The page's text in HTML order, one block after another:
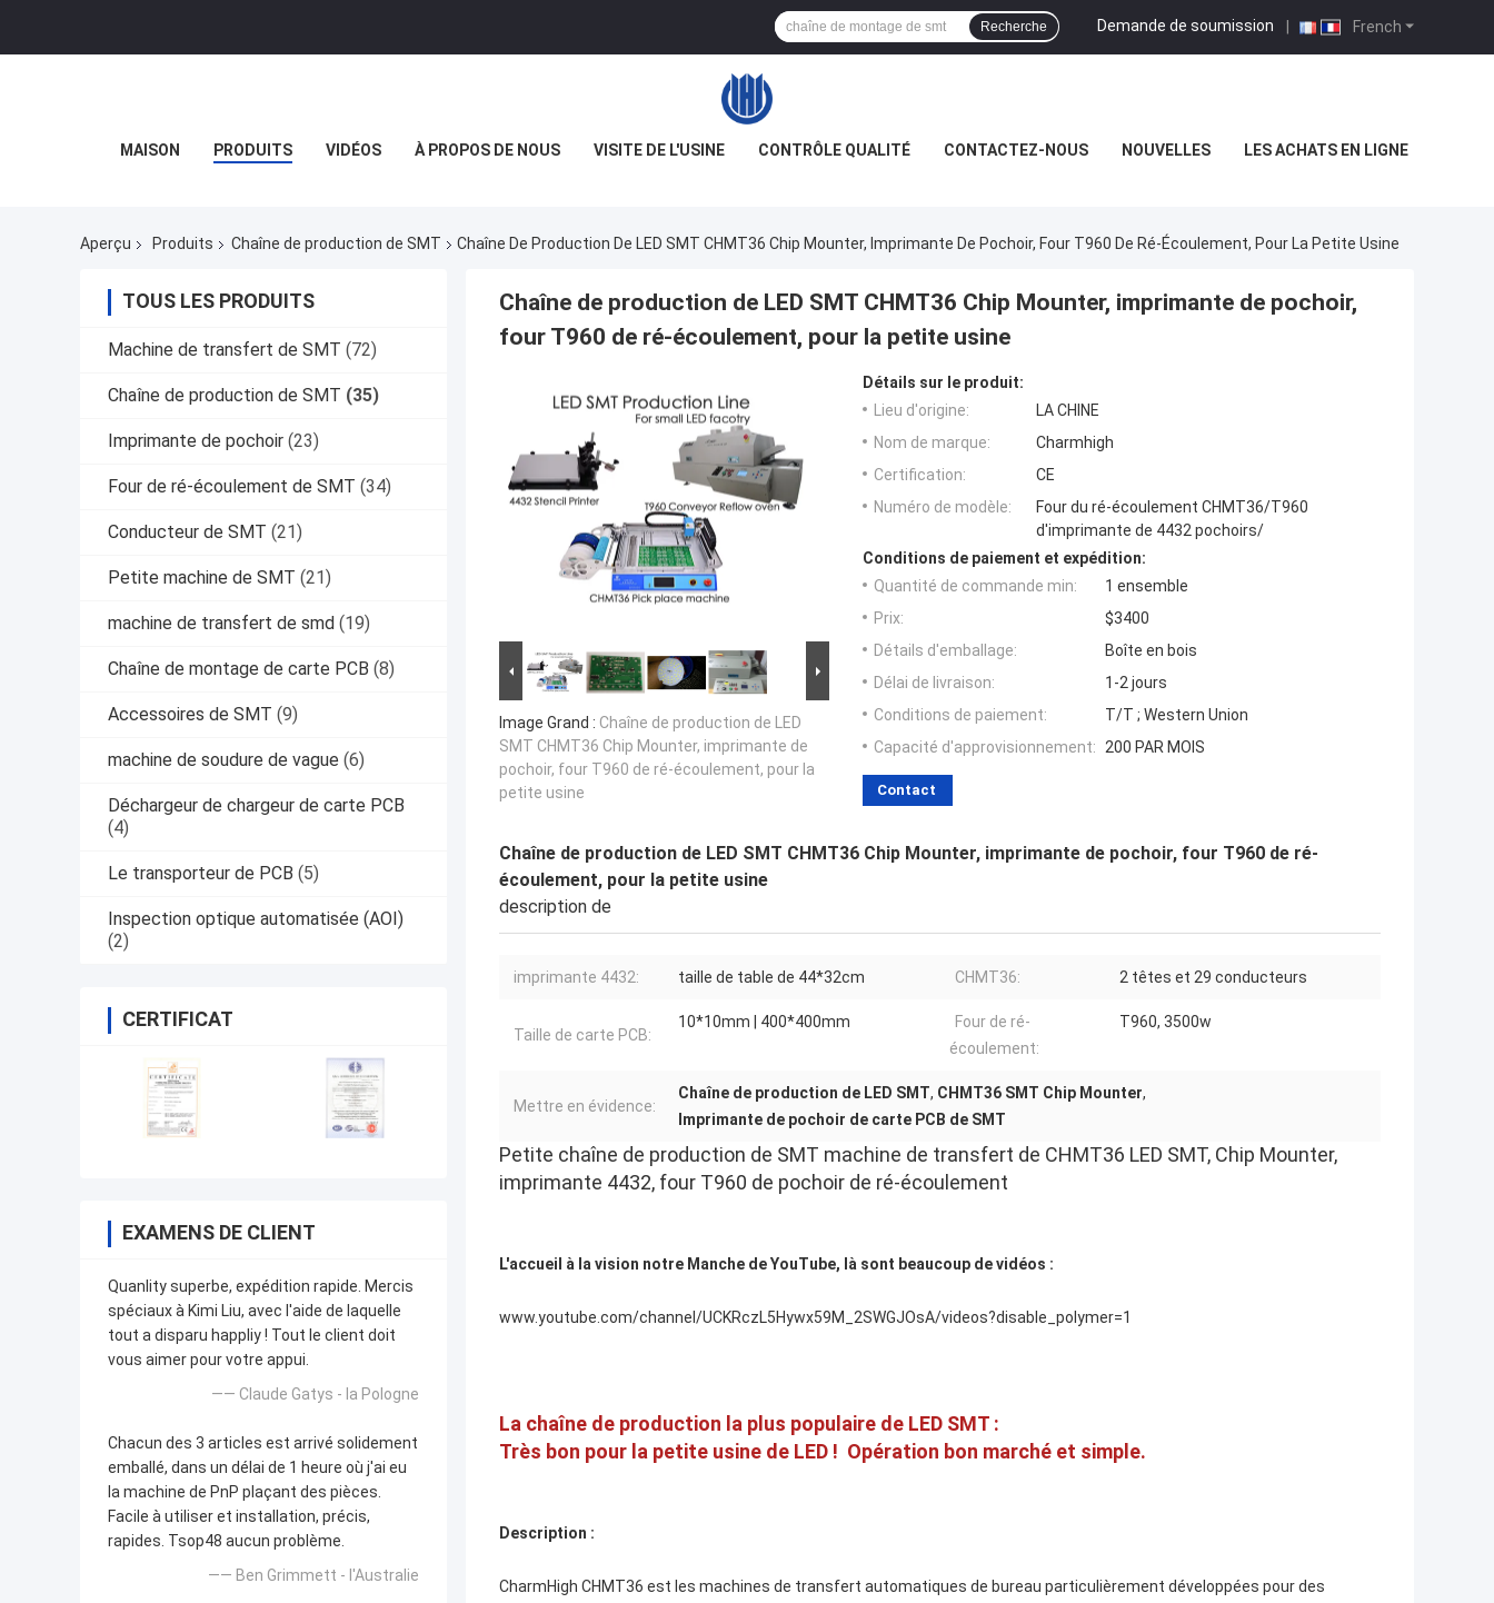
French
Demande de soumission |
Recherche
MAISON PRODUITS VIDÉOS À PROPOS DE NOUS VISITE DE L'USINE CONTRÔLE QUALITÉ CONTACTEZ-NOUS NOUVELLES LES ACHATS EN LIGNE
Aperçu Produits Chaîne de production de SMT Chaîne De Production De LED SMT CHMT36 Chip Mounter, Imprimante De Pochoir, Four T960 De Ré-Écoulement, Pour La Petite Usine
TOUS LES PRODUITS
Machine de transfert de SMT (72)
Chaîne de production de SMT (35)
Imprimante de pochoir (23)
Four de ré-écoulement de SMT (34)
Conducteur de SMT (21)
Petite machine de SMT (21)
machine de transfert de smd (19)
Chaîne de montage de carte PCB (8)
Accessoires de SMT (9)
machine de soudure de vague (6)
Déchargeur de chargeur de carte PCB
(4)
Le transporteur de PCB (5)
Inspection optique automatisée (AOI)
(2)
CERTIFICAT
EXAMENS DE CLIENT
Quanlity superbe, expédition rapide. Mercis
spéciaux à Kimi Liu, avec l'aide de laquelle
tout a disparu happliy ! Tout le client doit
vous aimer pour votre appui.
—— Claude Gatys - la Pologne
Chacun des 3 articles est arrivé solidement
emballé, dans un délai de 1 heure où j'ai eu
la machine de PnP plaçant des pièces.
Facile à utiliser et installation, précis,
rapides. Tsop48 aucun problème.
—— Ben Grimmett - l'Australie
Chaîne de production de LED SMT CHMT36 Chip Mounter, imprimante de pochoir,
four T960 de ré-écoulement, pour la petite usine
Image Grand : Chaîne de production de LED
SMT CHMT36 Chip Mounter, imprimante de
pochoir, four T960 de ré-écoulement, pour la
petite usine
Détails sur le produit:
Lieu d'origine:
LA CHINE
Nom de marque:
Charmhigh
Certification:
CE
Numéro de modèle:
Four du ré-écoulement CHMT36/T960
d'imprimante de 4432 pochoirs/
Conditions de paiement et expédition:
Quantité de commande min:
1 ensemble
Prix:
$3400
Détails d'emballage:
Boîte en bois
Délai de livraison:
1-2 jours
Conditions de paiement:
T/T ; Western Union
Capacité d'approvisionnement: 200 PAR MOIS
Contact
Chaîne de production de LED SMT CHMT36 Chip Mounter, imprimante de pochoir, four T960 de ré-
écoulement, pour la petite usine
description de
imprimante 4432: taille de table de 44*32cm CHMT36: 2 têtes et 29 conducteurs
Taille de carte PCB:
10*10mm | 400*400mm
Four de ré-
écoulement:
T960, 3500w
Mettre en évidence:
Chaîne de production de LED SMT, CHMT36 SMT Chip Mounter,
Imprimante de pochoir de carte PCB de SMT
Petite chaîne de production de SMT machine de transfert de CHMT36 LED SMT, Chip Mounter,
imprimante 4432, four T960 de pochoir de ré-écoulement
L'accueil à la vision notre Manche de YouTube, là sont beaucoup de vidéos :
www.youtube.com/channel/UCKRczL5Hywx59M_2SWGJOsA/videos?disable_polymer=1
La chaîne de production la plus populaire de LED SMT :
Très bon pour la petite usine de LED ! Opération bon marché et simple.
Description :
CharmHigh CHMT36 est les machines de transfert automatiques de bureau particulièrement développées pour des